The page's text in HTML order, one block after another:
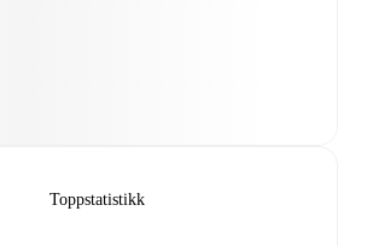
Toppstatistikk